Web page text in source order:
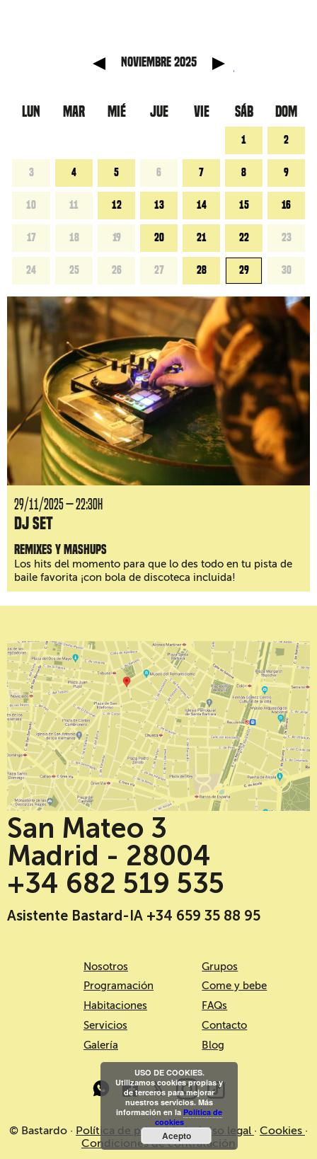
noviembre 2025
LUN MAR MIÉ JUE VIE SÁB DOM
1 2
3 4 5 6 7 8 9
10 11 12 13 14 15 16
17 18 19 20 21 22 23
24 25 26 27 28 29 30
29/11/2025 — 22:30H
DJ Set
Remixes y mashups
Los hits del momento para que lo des todo en tu pista de
baile favorita ¡con bola de discoteca incluida!
San Mateo 3
Madrid - 28004
+34 682 519 535
Asistente Bastard-IA +34 659 35 88 95
Nosotros
Programación
Habitaciones
Servicios
Galería
Grupos
Come y bebe
FAQs
Contacto
Blog
© Bastardo · Política de privacidad·Aviso legal · Cookies ·
Condiciones de contratación
USO DE COOKIES.
Utilizamos cookies propias y
de terceros para mejorar
nuestros servicios. Más
información en la Política de
cookies
Acepto